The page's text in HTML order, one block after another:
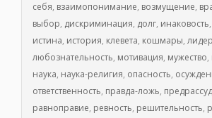
себя, взаимопонимание, возмущение,
выбор, дискриминация, долг, инаковость,
истина, история, клевета, кошмары, лидер
любознательность, мотивация, мужество,
наука, наука-религия, опасность,
ответственность, правда-ложь,
равноправие, ревность, решительность,